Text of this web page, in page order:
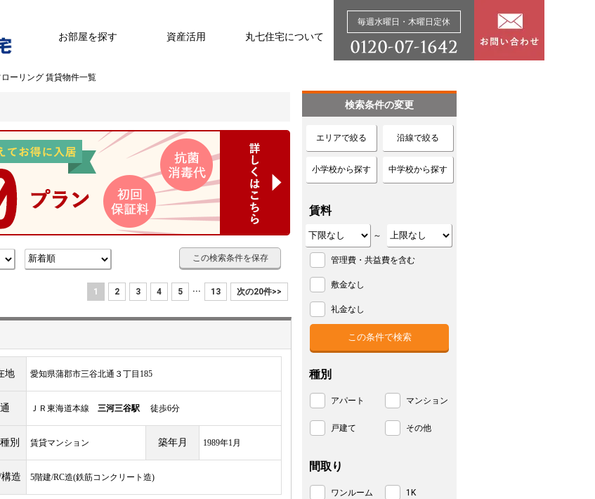
お部屋を探す 資産活用 丸七住宅について
毎週水曜日・木曜日定休
ローリング 賃貸物件一覧
この検索条件を保存
1 2 3 4 5 ... 13 次の20件>>
地 愛知県蒲郡市三谷北通３丁目185
ＪＲ東海道本線 三河三谷駅 徒歩6分
別 賃貸マンション 築年月 1989年1月
造 5階建/RC造(鉄筋コンクリート造)
検索条件の変更
エリアで絞る 沿線で絞る
小学校から探す 中学校から探す
賃料
～
管理費・共益費を含む
敷金なし
礼金なし
種別
アパート マンション
戸建て その他
間取り
ワンルーム 1K